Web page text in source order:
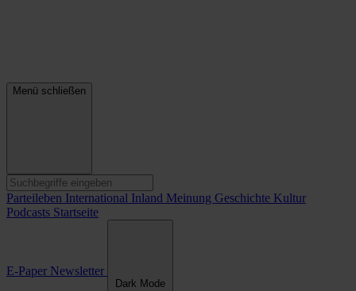
Menü schließen
Parteileben International Inland Meinung Geschichte Kultur
Podcasts Startseite
E-Paper Newsletter
Dark Mode